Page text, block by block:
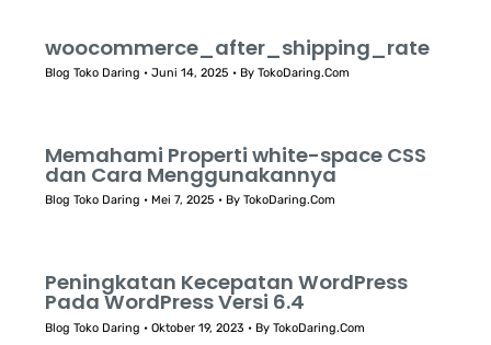
woocommerce_after_shipping_rate
Blog Toko Daring •Juni 14, 2025 • ByTokoDaring.Com
Memahami Properti white-space CSS
dan Cara Menggunakannya
Blog Toko Daring • Mei 7, 2025 • ByTokoDaring.Com
Peningkatan Kecepatan WordPress
Pada WordPress Versi 6.4
Blog Toko Daring •Oktober 19, 2023 • ByTokoDaring.Com